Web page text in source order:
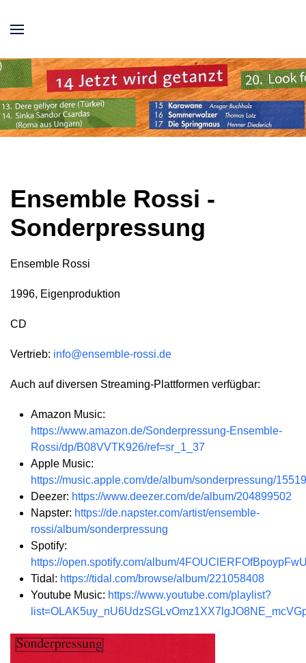
Ensemble Rossi -
Sonderpressung
Ensemble Rossi
1996, Eigenproduktion
CD
Vertrieb: info@ensemble-rossi.de
Auch auf diversen Streaming-Plattformen verfügbar:
Amazon Music:
https://www.amazon.de/Sonderpressung-Ensemble-
Rossi/dp/B08VVTK926/ref=sr_1_37
Apple Music:
https://music.apple.com/de/album/sonderpressung/
Deezer: https://www.deezer.com/de/album/204899502
Napster: https://de.napster.com/artist/ensemble-
rossi/album/sonderpressung
Spotify:
https://open.spotify.com/album/
Tidal: https://tidal.com/browse/album/221058408
Youtube Music: https://www.youtube.com/playlist?